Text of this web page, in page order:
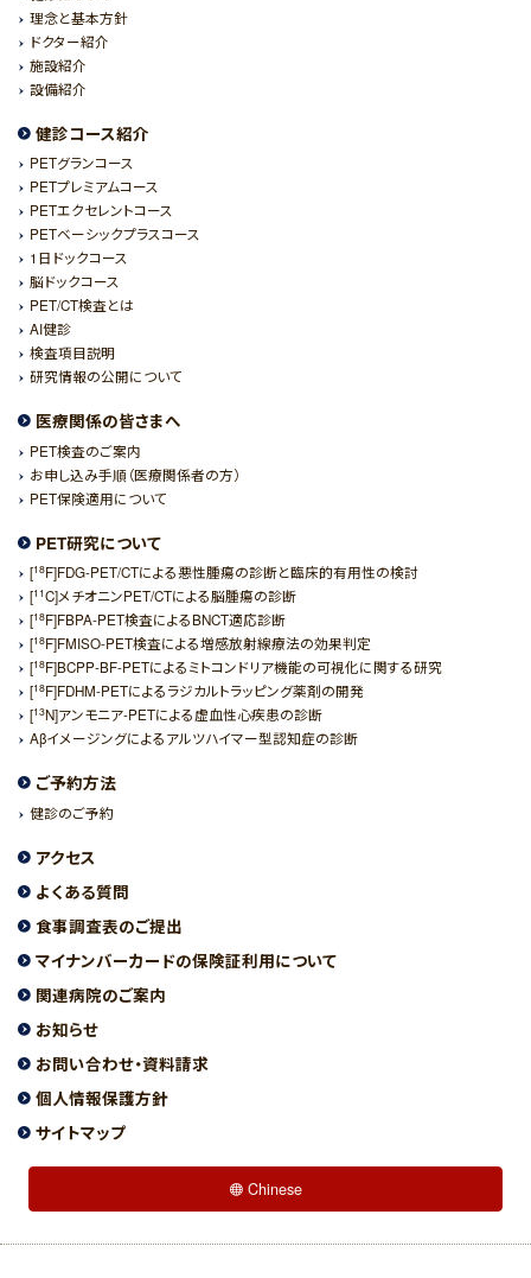
理念と基本方針
ドクター紹介
施設紹介
設備紹介
健診コース紹介
PETグランコース
PETプレミアムコース
PETエクセレントコース
PETベーシックプラスコース
1日ドックコース
脳ドックコース
PET/CT検査とは
AI健診
検査項目説明
研究情報の公開について
医療関係の皆さまへ
PET検査のご案内
お申し込み手順（医療関係者の方）
PET保険適用について
PET研究について
[18F]FDG-PET/CTによる悪性腫瘍の診断と臨床的有用性の検討
[11C]メチオニンPET/CTによる脳腫瘍の診断
[18F]FBPA-PET検査によるBNCT適応診断
[18F]FMISO-PET検査による増感放射線療法の効果判定
[18F]BCPP-BF-PETによるミトコンドリア機能の可視化に関する研究
[18F]FDHM-PETによるラジカルトラッピング薬剤の開発
[13N]アンモニア-PETによる虚血性心疾患の診断
Aβイメージングによるアルツハイマー型認知症の診断
ご予約方法
健診のご予約
アクセス
よくある質問
食事調査表のご提出
マイナンバーカードの保険証利用について
関連病院のご案内
お知らせ
お問い合わせ・資料請求
個人情報保護方針
サイトマップ
Chinese